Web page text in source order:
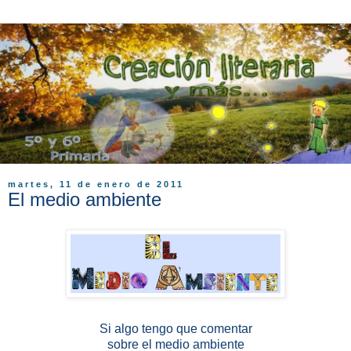
martes, 11 de enero de 2011
El medio ambiente
Si algo tengo que comentar
sobre el medio ambiente